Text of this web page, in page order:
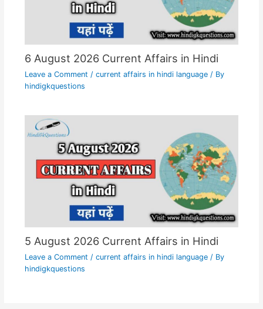
6 August 2026 Current Affairs in Hindi
Leave a Comment / current affairs in hindi language/ By
hindigkquestions
5 August 2026 Current Affairs in Hindi
Leave a Comment / current affairs in hindi language/ By
hindigkquestions